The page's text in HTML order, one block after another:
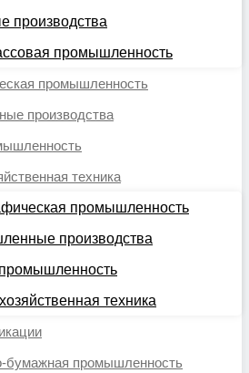
производства
промышленность
промышленность
производства
техника
промышленность
производства
техника
бумажная промышленность